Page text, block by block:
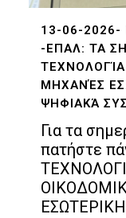
13-06-2026-
-ΕΠΑΛ: ΤΑ
ΜΗΧΑΝΈΣ
ΨΗΦΙΑΚΆ
Για τα
πατήστε